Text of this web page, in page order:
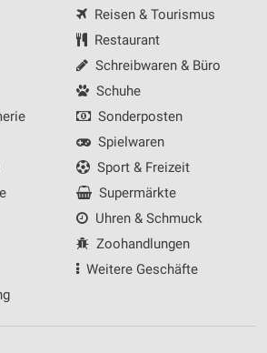
Reisen & Tourismus
Restaurant
Schreibwaren & Büro
Schuhe
Sonderposten
Spielwaren
Sport & Freizeit
Supermärkte
Uhren & Schmuck
Zoohandlungen
Weitere Geschäfte